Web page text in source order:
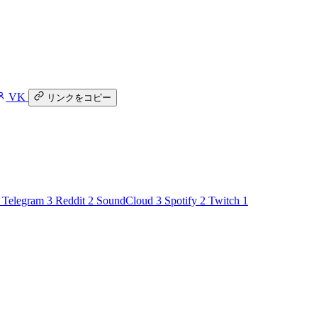
VK リンクをコピー
Telegram 3 Reddit 2 SoundCloud 3 Spotify 2 Twitch 1